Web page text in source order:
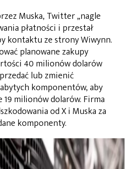
Muska, Twitter „nagle
płatności i przestał
kontaktu ze strony Wiwynn.
planowane zakupy
40 milionów dolarów
lub zmienić
komponentów, aby
milionów dolarów. Firma
od X i Muska za
komponenty.